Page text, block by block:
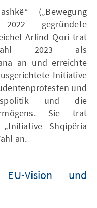
(„Bewegung
gegründete
Arlind Qori trat
2023 als
an und erreichte
Initiative
und
und die
Sie trat
Shqipëria
an.
Vision und